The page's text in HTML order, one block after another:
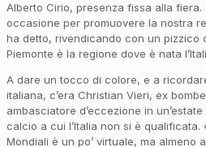
Alberto Cirio, presenza fissa alla fiera.
occasione per promuovere la nostra
ha detto, rivendicando con un pizzico
Piemonte è la regione dove è nata
A dare un tocco di colore, e a
italiana, c’era Christian Vieri, ex
ambasciatore d’eccezione in
calcio a cui l’Italia non si è
Mondiali è un po’ virtuale, ma almeno